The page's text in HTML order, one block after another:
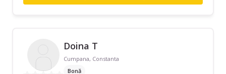
Doina T
Cumpana, Constanta
Bonă